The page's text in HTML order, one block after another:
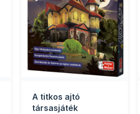
A titkos ajtó
társasjáték